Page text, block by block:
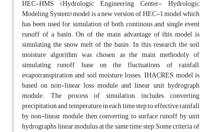
HEC-HMS (Hydrologic Engineering Center- Hydrologic
Modeling System) model is a new version of HEC-1 model which
has been used for simulation of both continous and single event
runoff of a basin. On of the main advantage of this model is
simulating the snow melt of the basin. In this research, the soil
moisture algorithm was chosen, as the main methodoly of
simulating runoff base on the fluctuations of rainfall,
evapotranspiration and soil moisture losses. IHACRES model is
based on non-linear loss module and linear unit hydrograph
module. The process of simulation includes converting
precipitation and temperature in each time step to effective rainfall
by non-linear module, then converting to surface runoff by unit
hydrographs linear modulus at the same time step.Some criteria of